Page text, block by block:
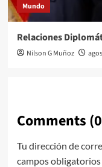
Mundo
Relaciones
Nilson G Muñoz
Comments
Tu dirección de
campos